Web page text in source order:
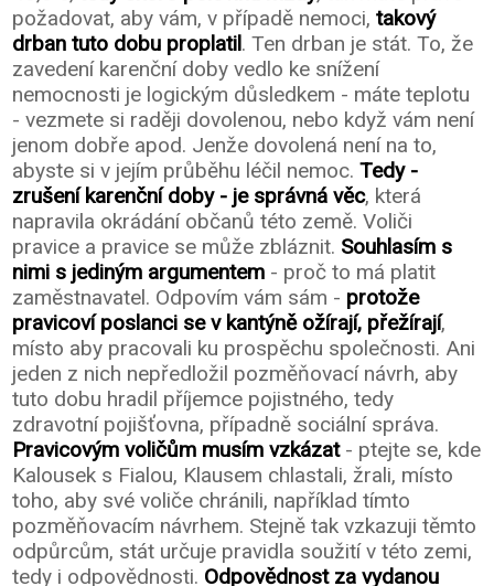
požadovat, aby vám, v případě nemoci, takový
drban tuto dobu proplatil. Ten drban je stát. To, že
zavedení karenční doby vedlo ke snížení
nemocnosti je logickým důsledkem - máte teplotu
- vezmete si raději dovolenou, nebo když vám není
jenom dobře apod. Jenže dovolená není na to,
abyste si v jejím průběhu léčil nemoc.Tedy -
zrušení karenční doby - je správná věc, která
napravila okrádání občanů této země. Voliči
pravice a pravice se může zbláznit. Souhlasím s
nimi s jediným argumentem - proč to má platit
zaměstnavatel. Odpovím vám sám - protože
pravicoví poslanci se v kantýně ožírají, přežírají,
místo aby pracovali ku prospěchu společnosti. Ani
jeden z nich nepředložil pozměňovací návrh, aby
tuto dobu hradil příjemce pojistného, tedy
zdravotní pojišťovna, případně sociální správa.
Pravicovým voličům musím vzkázat- ptejte se, kde
Kalousek s Fialou, Klausem chlastali, žrali, místo
toho, aby své voliče chránili, například tímto
pozměňovacím návrhem. Stejně tak vzkazuji těmto
odpůrcům, stát určuje pravidla soužití v této zemi,
tedy i odpovědnosti. Odpovědnost za vydanou